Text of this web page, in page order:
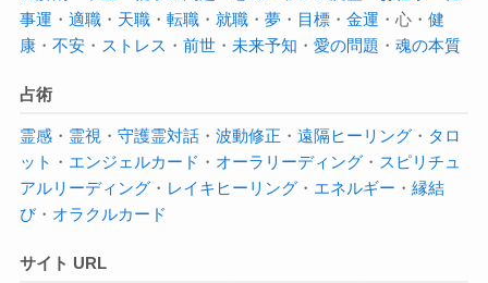
事運 ・ 適職・ 天職・ 転職・ 就職・ 夢・ 目標・ 金運 ・心・ 健
康・ 不安・ ストレス ・ 前世・ 未来予知 ・ 愛の問題 ・ 魂の本質
占術
霊感・ 霊視 ・ 守護霊対話・ 波動修正 ・ 遠隔ヒーリング・ タロ
ット ・ エンジェルカード ・ オーラ リーディング・ スピリチュ
アルリーディング・ レイキヒーリング・ エネルギー ・ 縁結
び・ オラクルカード
サイト URL